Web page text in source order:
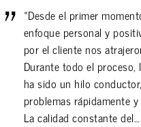
«Desde el primer
enfoque personal y
por el cliente nos
Durante todo el
ha sido un hilo
problemas rápidamente
La calidad constante del…